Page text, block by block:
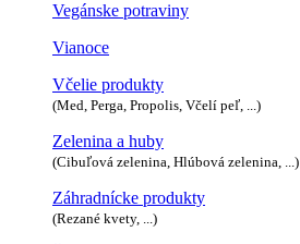
Vegánske potraviny
Vianoce
Včelie produkty
(Med, Perga, Propolis, Včelí peľ, ...)
Zelenina a huby
(Cibuľová zelenina, Hlúbová zelenina, ...)
Záhradnícke produkty
(Rezané kvety, ...)